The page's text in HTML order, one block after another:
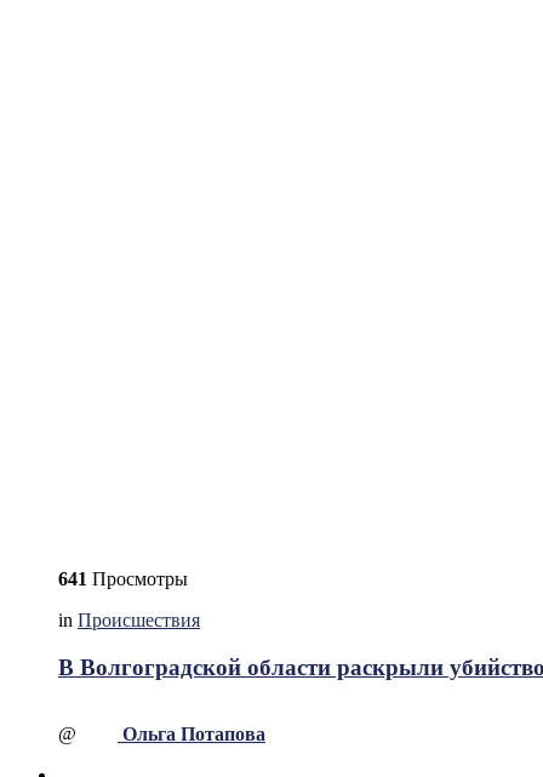
641 Просмотры
in Происшествия
В Волгоградской области раскрыли
@ Ольга Потапова